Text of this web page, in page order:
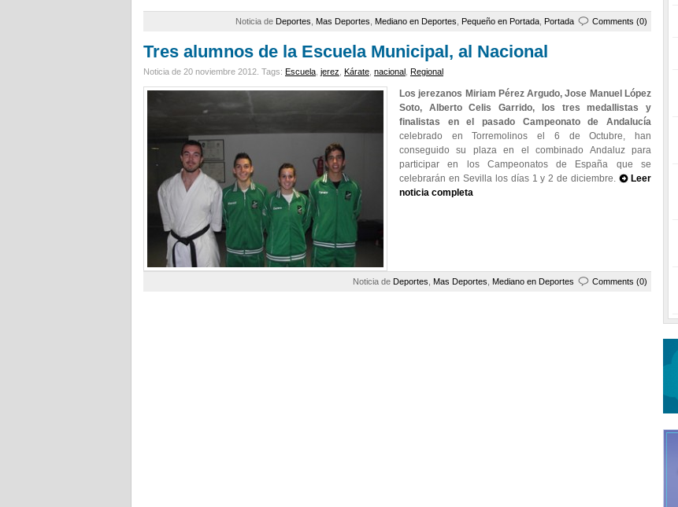
Noticia de Deportes Mas Deportes Mediano en Deportes Pequeño en Portada Portada Comments (0)
Tres alumnos de la Escuela Municipal, al Nacional
Noticia de 20 noviembre 2012. Tags: Escuela jerez Kárate nacional Regional
Los jerezanos Miriam Pérez Argudo, Jose Manuel López
Soto, Alberto Celis Garrido, los tres medallistas y
finalistas en el pasado Campeonato de Andalucía
celebrado en Torremolinos el 6 de Octubre, han
conseguido su plaza en el combinado Andaluz para
participar en los Campeonatos de España que se
celebrarán en Sevilla los días 1 y 2 de diciembre.
Leer
noticia completa
Noticia de Deportes Mas Deportes Mediano en Deportes Comments (0)